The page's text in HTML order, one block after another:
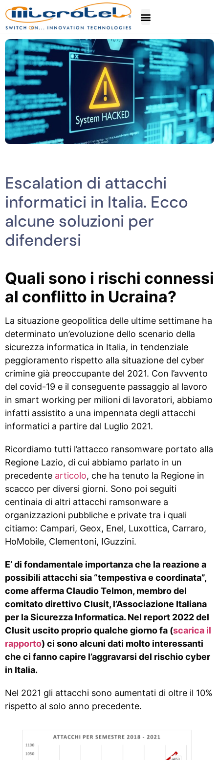
Escalation di attacchi
informatici in Italia. Ecco
alcune soluzioni per
difendersi
Quali sono i rischi connessi
al conflitto in Ucraina?
La situazione geopolitica delle ultime settimane ha
determinato un’evoluzione dello scenario della
sicurezza informatica in Italia, in tendenziale
peggioramento rispetto alla situazione del cyber
crimine già preoccupante del 2021. Con l’avvento
del covid-19 e il conseguente passaggio al lavoro
in smart working per milioni di lavoratori, abbiamo
infatti assistito a una impennata degli attacchi
informatici a partire dal Luglio 2021.
Ricordiamo tutti l’attacco ransomware portato alla
Regione Lazio, di cui abbiamo parlato in un
precedente articolo, che ha tenuto la Regione in
scacco per diversi giorni. Sono poi seguiti
centinaia di altri attacchi ramsonware a
organizzazioni pubbliche e private tra i quali
citiamo: Campari, Geox, Enel, Luxottica, Carraro,
HoMobile, Clementoni, IGuzzini.
E’ di fondamentale importanza che la reazione a
possibili attacchi sia “tempestiva e coordinata”,
come afferma Claudio Telmon, membro del
comitato direttivo Clusit, l’Associazione Italiana
per la Sicurezza Informatica. Nel report 2022 del
Clusit uscito proprio qualche giorno fa (scarica il
rapporto) ci sono alcuni dati molto interessanti
che ci fanno capire l’aggravarsi del rischio cyber
in Italia.
Nel 2021 gli attacchi sono aumentati di oltre il 10%
rispetto al solo anno precedente.